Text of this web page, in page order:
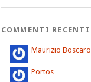
COMMENTI RECENTI
Maurizio Boscarol
Portos